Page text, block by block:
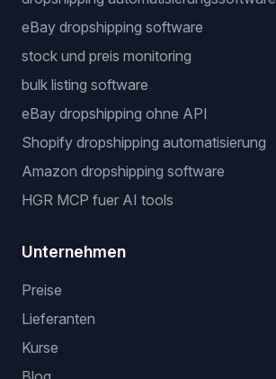
eBay dropshipping software
stock und preis monitoring
bulk listing software
eBay dropshipping ohne API
Shopify dropshipping automatisierung
Amazon dropshipping software
HGR MCP fuer AI tools
Unternehmen
Preise
Lieferanten
Kurse